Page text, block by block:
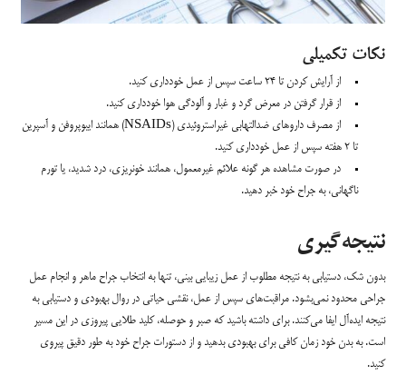
نکات تکمیلی
از آرایش کردن تا 24 ساعت سپس از عمل خودداری کنید.
از قرار گرفتن در معرض گرد و غبار و آلودگی هوا خودداری کنید.
از مصرف داروهای ضدالتهابی غیراستروئیدی (NSAIDs) همانند ایبوپروفن و آسپرین
تا 2 هفته سپس از عمل خودداری کنید.
در صورت مشاهده هر گونه علائم غیرمعمول، همانند خونریزی، درد شدید، یا تورم
ناگهانی، به جراح خود خبر دهید.
نتیجه‌گیری
بدون شک، دستیابی به نتیجه مطلوب از عمل زیبایی بینی، تنها به انتخاب جراح ماهر و انجام عمل
جراحی محدود نمی‌بشود. مراقبت‌های سپس از عمل، نقشی حیاتی در روال بهبودی و دستیابی به
نتیجه ایده‌آل ایفا می‌کنند. برای داشته باشید که صبر و حوصله، کلید طلایی پیروزی در این مسیر
است. به بدن خود زمان کافی برای بهبودی بدهید و از دستورات جراح خود به طور دقیق پیروی
کنید.